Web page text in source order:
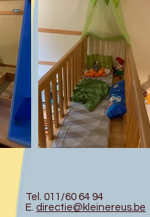
Tel. 011/60 64 94
E. directie@kleinereus.be